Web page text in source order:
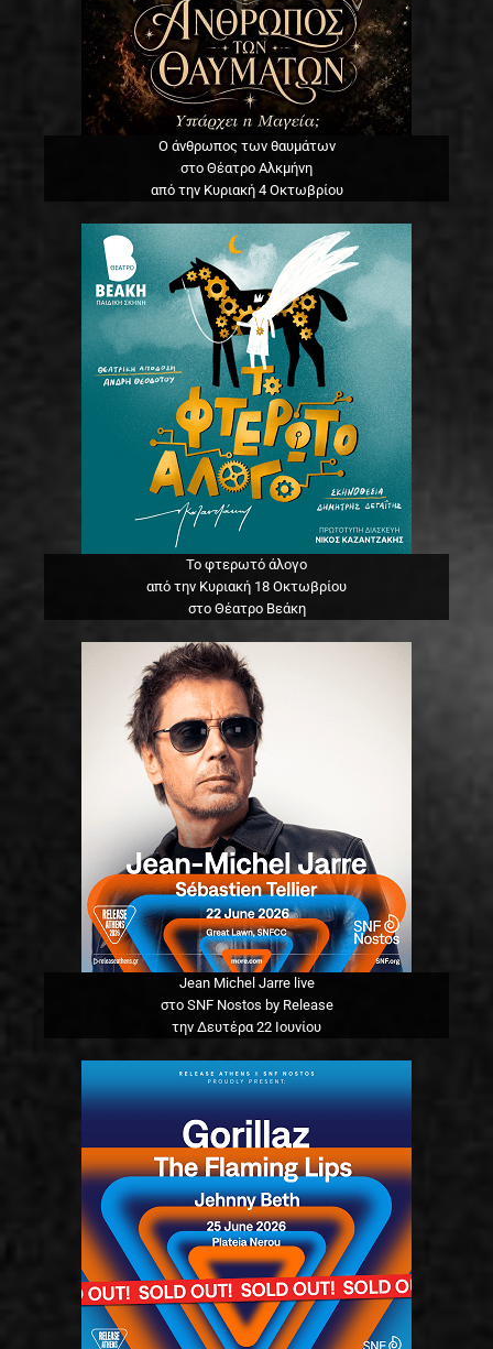
Ο άνθρωπος των θαυμάτων
στο Θέατρο Αλκμήνη
από την Κυριακή 4 Οκτωβρίου
Το φτερωτό άλογο
από την Κυριακή 18 Οκτωβρίου
στο Θέατρο Βεάκη
Jean Michel Jarre live
στο SNF Nostos by Release
την Δευτέρα 22 Ιουνίου